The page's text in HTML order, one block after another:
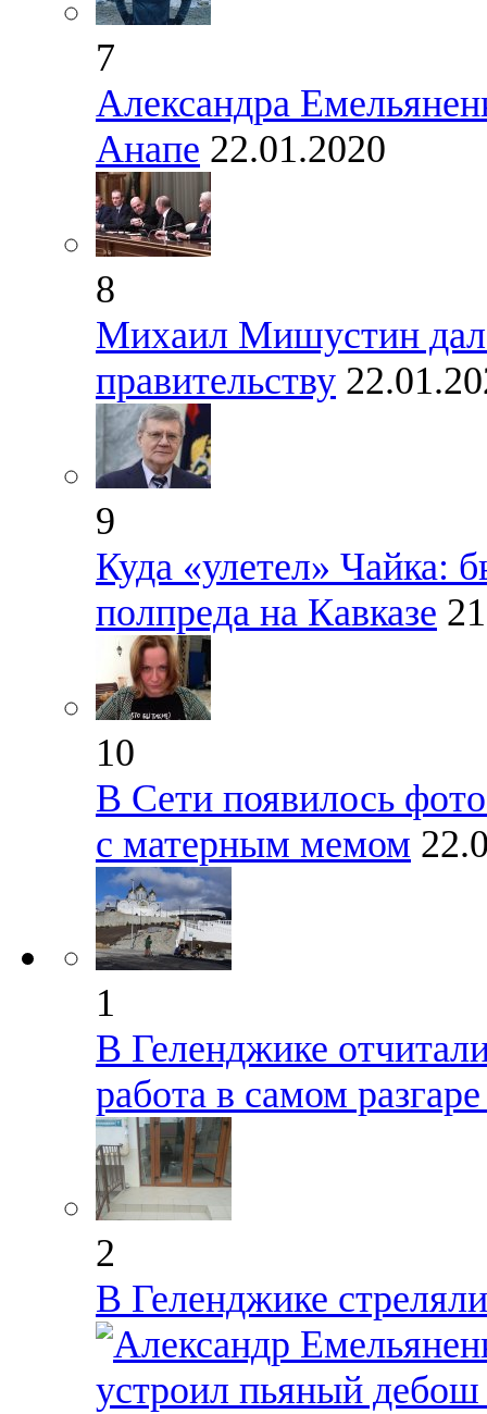
7
Александра
Анапе 22.01.2020
8
Михаил Мишустин дал
правительству
9
Куда «улетел» Чайка:
полпреда на Кавказе
10
В Сети появилось
с матерным мемом
1
В Геленджике
работа в самом
2
В Геленджике